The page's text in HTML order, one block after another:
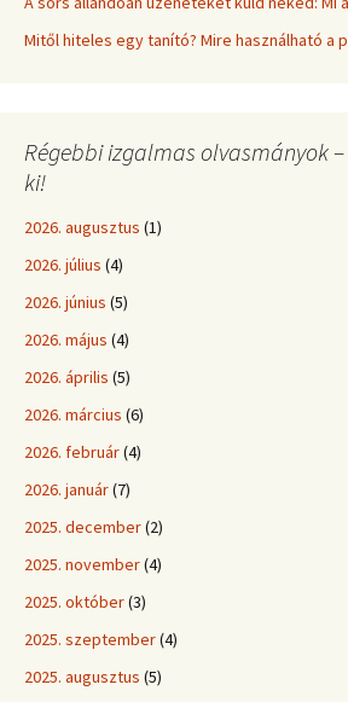
Mitől hiteles egy tanító? Mire használható a
Régebbi izgalmas olvasmányok
ki!
2026. augusztus (1)
2026. július (4)
2026. június (5)
2026. május (4)
2026. április (5)
2026. március (6)
2026. február(4)
2026. január(7)
2025. december(2)
2025. november(4)
2025. október(3)
2025. szeptember(4)
2025. augusztus (5)